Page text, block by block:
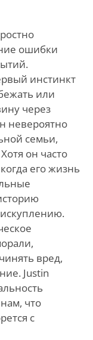
ошибки
инстинкт
или
через
невероятно
семьи,
он часто
его жизнь
вред,
Justin
что
с